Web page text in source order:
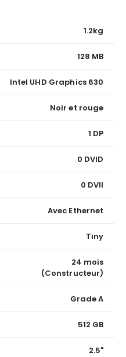
1.2kg
128 MB
Intel UHD Graphics 630
Noir et rouge
1 DP
0 DVID
0 DVII
Avec Ethernet
Tiny
24 mois
(Constructeur)
Grade A
512 GB
2.5"